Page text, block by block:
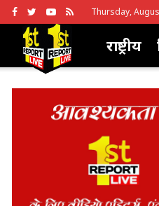
Thursday,
राष्ट्रीय